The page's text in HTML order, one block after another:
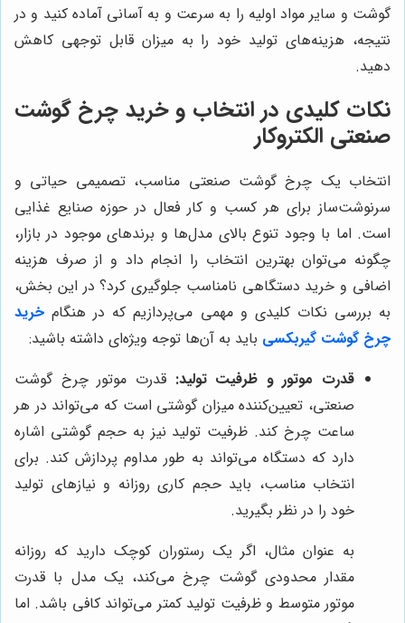
گوشت و سایر مواد اولیه را به سرعت و به آسانی آماده کنید و در
نتیجه، هزینه‌های تولید خود را به میزان قابل توجهی کاهش
دهید.
نکات کلیدی در انتخاب و خرید چرخ گوشت
صنعتی الکتروکار
انتخاب یک چرخ گوشت صنعتی مناسب، تصمیمی حیاتی و
سرنوشت‌ساز برای هر کسب و کار فعال در حوزه صنایع غذایی
است. اما با وجود تنوع بالای مدل‌ها و برندهای موجود در بازار،
چگونه می‌توان بهترین انتخاب را انجام داد و از صرف هزینه
اضافی و خرید دستگاهی نامناسب جلوگیری کرد؟ در این بخش،
به بررسی نکات کلیدی و مهمی می‌پردازیم که در هنگام خرید
چرخ گوشت گیربکسی باید به آن‌ها توجه ویژه‌ای داشته باشید:
قدرت موتور و ظرفیت تولید: قدرت موتور چرخ گوشت
صنعتی، تعیین‌کننده میزان گوشتی است که می‌تواند در هر
ساعت چرخ کند. ظرفیت تولید نیز به حجم گوشتی اشاره
دارد که دستگاه می‌تواند به طور مداوم پردازش کند. برای
انتخاب مناسب، باید حجم کاری روزانه و نیازهای تولید
خود را در نظر بگیرید.
به عنوان مثال، اگر یک رستوران کوچک دارید که روزانه
مقدار محدودی گوشت چرخ می‌کند، یک مدل با قدرت
موتور متوسط و ظرفیت تولید کمتر می‌تواند کافی باشد. اما